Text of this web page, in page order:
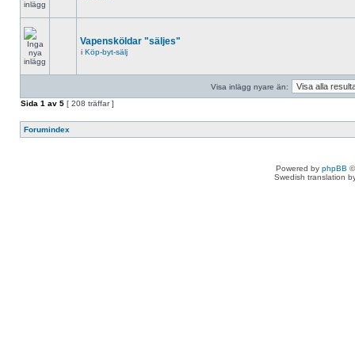
Vapensköldar "säljes"
i Köp-byt-sälj
Visa inlägg nyare än:
Sida 1 av 5 [ 208 träffar ]
Forumindex
Powered by phpBB
Swedish translation